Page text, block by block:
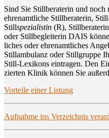
Sind Sie Still­be­ra­te­rin und
ehren­amt­li­che Still­be­ra­te­rin,
Stillspe­zia­lis­tin (R),
oder Still­be­glei­te­rin DAIS
li­ches oder ehren­amt­li­ches
Still­am­bu­lanz oder Still­grup­pe
Still-Lexi­kons ein­tra­gen. Den
zier­ten Kli­nik kön­nen Sie
Vor­tei­le einer Listung
Auf­nah­me ins Ver­zeich­nis